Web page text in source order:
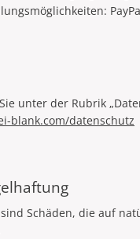
unter der Rubrik
blank.com/datenschutz
Schäden, die auf